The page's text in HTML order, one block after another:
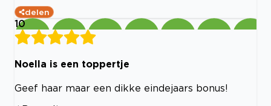
delen
10
Noella is een toppertje
Geef haar maar een dikke eindejaars bonus!